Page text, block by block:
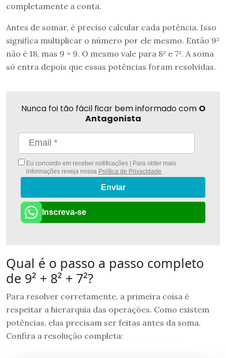
completamente a conta.
Antes de somar, é preciso calcular cada potência. Isso
significa multiplicar o número por ele mesmo. Então 9²
não é 18, mas 9 × 9. O mesmo vale para 8² e 7². A soma
só entra depois que essas potências foram resolvidas.
Nunca foi tão fácil ficar bem informado com O
Antagonista
Eu concordo em receber notificações | Para obter mais
informações reveja nossa Política de Privacidade
Enviar
Inscreva-se
Qual é o passo a passo completo
de 9² + 8² + 7²?
Para resolver corretamente, a primeira coisa é
respeitar a hierarquia das operações. Como existem
potências, elas precisam ser feitas antes da soma.
Confira a resolução completa: